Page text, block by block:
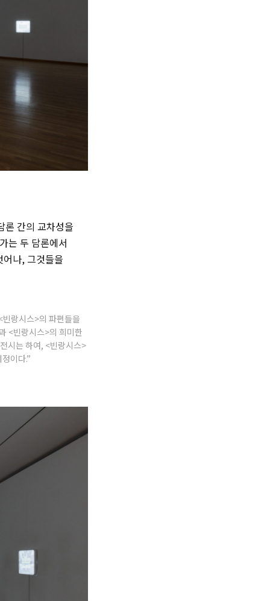
론 간의 교차성을
는 두 담론에서
어나, 그것들을
랑시스>의 파편들을
<빈랑시스>의 희미한
시는 하여, <빈랑시스>
이다.”